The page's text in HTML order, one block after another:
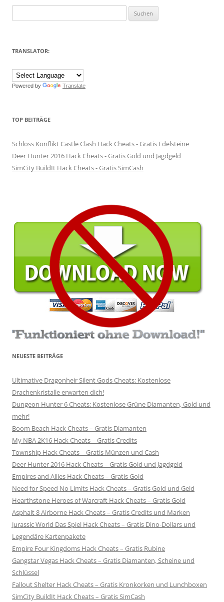
nach:
TRANSLATOR:
Powered by Translate
TOP BEITRÄGE
Schloss Konflikt Castle Clash Hack Cheats - Gratis Edelsteine
Deer Hunter 2016 Hack Cheats - Gratis Gold und Jagdgeld
SimCity BuildIt Hack Cheats - Gratis SimCash
NEUESTE BEITRÄGE
Ultimative Dragonheir Silent Gods Cheats: Kostenlose
Drachenkristalle erwarten dich!
Dungeon Hunter 6 Cheats: Kostenlose Grüne Diamanten, Gold und
mehr!
Boom Beach Hack Cheats – Gratis Diamanten
My NBA 2K16 Hack Cheats – Gratis Credits
Township Hack Cheats – Gratis Münzen und Cash
Deer Hunter 2016 Hack Cheats – Gratis Gold und Jagdgeld
Empires and Allies Hack Cheats – Gratis Gold
Need for Speed No Limits Hack Cheats – Gratis Gold und Geld
Hearthstone Heroes of Warcraft Hack Cheats – Gratis Gold
Asphalt 8 Airborne Hack Cheats – Gratis Credits und Marken
Jurassic World Das Spiel Hack Cheats – Gratis Dino-Dollars und
Legendäre Kartenpakete
Empire Four Kingdoms Hack Cheats – Gratis Rubine
Gangstar Vegas Hack Cheats – Gratis Diamanten, Scheine und
Schlüssel
Fallout Shelter Hack Cheats – Gratis Kronkorken und Lunchboxen
SimCity BuildIt Hack Cheats – Gratis SimCash